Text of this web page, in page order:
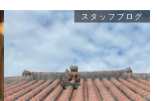
スタッフブログ